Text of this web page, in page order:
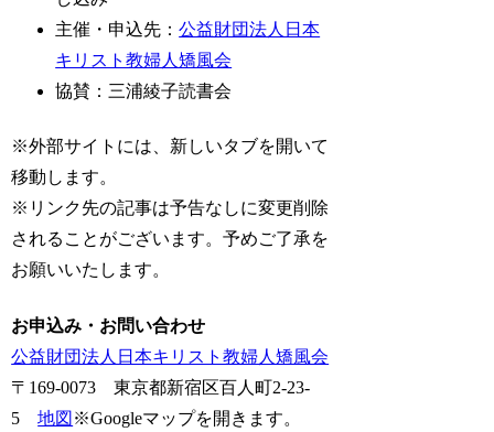
主催・申込先：公益財団法人日本
キリスト教婦人矯風会
協賛：三浦綾子読書会
※外部サイトには、新しいタブを開いて
移動します。
※リンク先の記事は予告なしに変更削除
されることがございます。予めご了承を
お願いいたします。
お申込み・お問い合わせ
公益財団法人日本キリスト教婦人矯風会
〒169-0073 東京都新宿区百人町2-23-
5地図 ※Googleマップを開きます。